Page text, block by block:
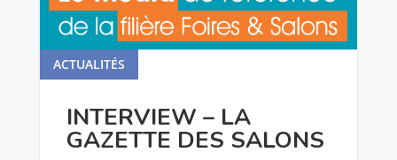
lire plus
INTERVIEW – LA
GAZETTE DES SALONS
ACTUALITÉS